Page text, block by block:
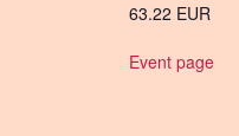
63.22 EUR
Event page